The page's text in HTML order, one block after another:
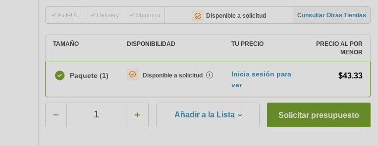
Pick-Up Delivery Shipping Disponible a solicitud Consultar Otras Tiendas
TAMAÑO DISPONIBILIDAD TU PRECIO
PRECIO AL POR
MENOR
Paquete (1) Disponible a solicitud i
Inicia sesión para
ver
$43.33
Añadir a la Lista Solicitar presupuesto